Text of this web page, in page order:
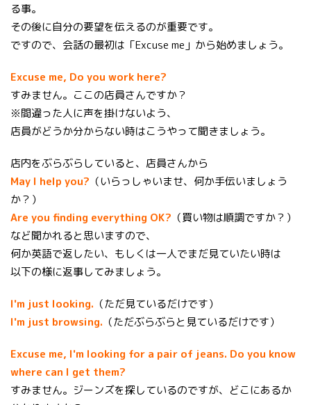
る事。
その後に自分の要望を伝えるのが重要です。
ですので、会話の最初は「Excuse me」から始めましょう。
Excuse me, Do you work here?
すみません。ここの店員さんですか？
※間違った人に声を掛けないよう、
店員がどうか分からない時はこうやって聞きましょう。
店内をぶらぶらしていると、店員さんから
May I help you? （いらっしゃいませ、何か手伝いましょう
か？）
Are you finding everything OK? （買い物は順調ですか？）
など聞かれると思いますので、
何か英語で返したい、もしくは一人でまだ見ていたい時は
以下の様に返事してみましょう。
I'm just looking. （ただ見ているだけです）
I'm just browsing. （ただぶらぶらと見ているだけです）
Excuse me, I'm looking for a pair of jeans. Do you know
where can I get them?
すみません。ジーンズを探しているのですが、どこにあるか